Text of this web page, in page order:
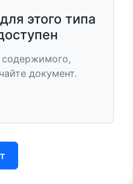
этого типа
документ.